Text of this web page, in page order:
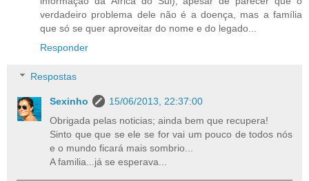
verdadeiro problema dele não é a doença, mas a família
que só se quer aproveitar do nome e do legado...
Responder
Respostas
Sexinho
15/06/2013, 22:37:00
Obrigada pelas noticias; ainda bem que recupera!
Sinto que que se ele se for vai um pouco de todos nós
e o mundo ficará mais sombrio...
A familia...já se esperava...